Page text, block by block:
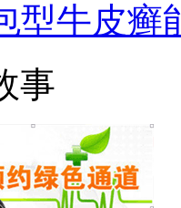
型牛皮癣
事